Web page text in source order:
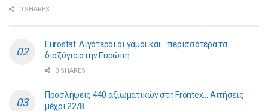
0 SHARES
Eurostat: Λιγότεροι οι γάμοι και… περισσότερα τα
διαζύγια στην Ευρώπη
0 SHARES
Προσλήψεις 440 αξιωματικών στη Frontex… Αιτήσεις
μέχρι 22/8